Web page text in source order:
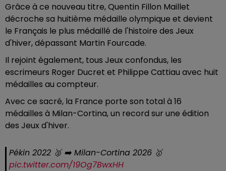
Grâce à ce nouveau titre, Quentin Fillon Maillet
décroche sa huitième médaille olympique et devient
le Français le plus médaillé de l'histoire des Jeux
d'hiver, dépassant Martin Fourcade.
Il rejoint également, tous Jeux confondus, les
escrimeurs Roger Ducret et Philippe Cattiau avec huit
médailles au compteur.
Avec ce sacré, la France porte son total à 16
médailles à Milan-Cortina, un record sur une édition
des Jeux d'hiver.
Pékin 2022 🥈 ➡️ Milan-Cortina 2026 🥇
pic.twitter.com/19Og7BwxHH